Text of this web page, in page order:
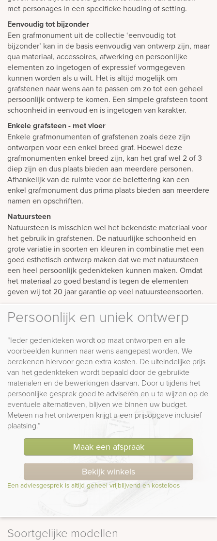
met personages in een specifieke houding of setting.
Eenvoudig tot bijzonder
Een grafmonument uit de collectie ‘eenvoudig tot
bijzonder’ kan in de basis eenvoudig van ontwerp zijn, maar
qua materiaal, accessoires, afwerking en persoonlijke
elementen zo ingetogen of expressief vormgegeven
kunnen worden als u wilt. Het is altijd mogelijk om
grafstenen naar wens aan te passen om zo tot een geheel
persoonlijk ontwerp te komen. Een simpele grafsteen toont
schoonheid in eenvoud en is ingetogen van karakter.
Enkele grafsteen - met vloer
Enkele grafmonumenten of grafstenen zoals deze zijn
ontworpen voor een enkel breed graf. Hoewel deze
grafmonumenten enkel breed zijn, kan het graf wel 2 of 3
diep zijn en dus plaats bieden aan meerdere personen.
Afhankelijk van de ruimte voor de belettering kan een
enkel grafmonument dus prima plaats bieden aan meerdere
namen en opschriften.
Natuursteen
Natuursteen is misschien wel het bekendste materiaal voor
het gebruik in grafstenen. De natuurlijke schoonheid en
grote variatie in soorten en kleuren in combinatie met een
goed esthetisch ontwerp maken dat we met natuursteen
een heel persoonlijk gedenkteken kunnen maken. Omdat
het materiaal zo goed bestand is tegen de elementen
geven wij tot 20 jaar garantie op veel natuursteensoorten.
Persoonlijk en uniek ontwerp
“Ieder gedenkteken wordt op maat ontworpen en alle
voorbeelden kunnen naar wens aangepast worden. We
berekenen hiervoor geen extra kosten. De uiteindelijke prijs
van het gedenkteken wordt bepaald door de gebruikte
materialen en de bewerkingen daarvan. Door u tijdens het
persoonlijke gesprek goed te adviseren en u te wijzen op de
eventuele alternatieven, blijven we binnen uw budget.
Meteen na het ontwerpen krijgt u een prijsopgave inclusief
plaatsing.”
Maak een afspraak
Bekijk winkels
Een adviesgesprek is altijd geheel vrijblijvend en kosteloos
Soortgelijke modellen